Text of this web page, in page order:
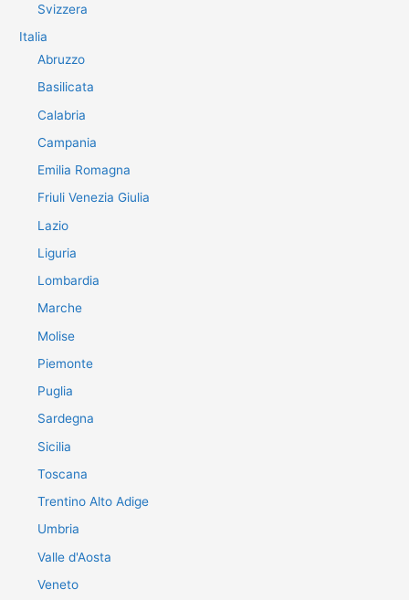
Svizzera
Italia
Abruzzo
Basilicata
Calabria
Campania
Emilia Romagna
Friuli Venezia Giulia
Lazio
Liguria
Lombardia
Marche
Molise
Piemonte
Puglia
Sardegna
Sicilia
Toscana
Trentino Alto Adige
Umbria
Valle d'Aosta
Veneto